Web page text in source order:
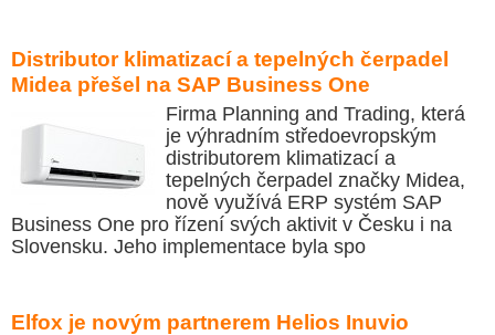
Distributor klimatizací a tepelných čerpadel
Midea přešel na SAP Business One
Firma Planning and Trading, která
je výhradním středoevropským
distributorem klimatizací a
tepelných čerpadel značky Midea,
nově využívá ERP systém SAP
Business One pro řízení svých aktivit v Česku i na
Slovensku. Jeho implementace byla spo
Elfox je novým partnerem Helios Inuvio